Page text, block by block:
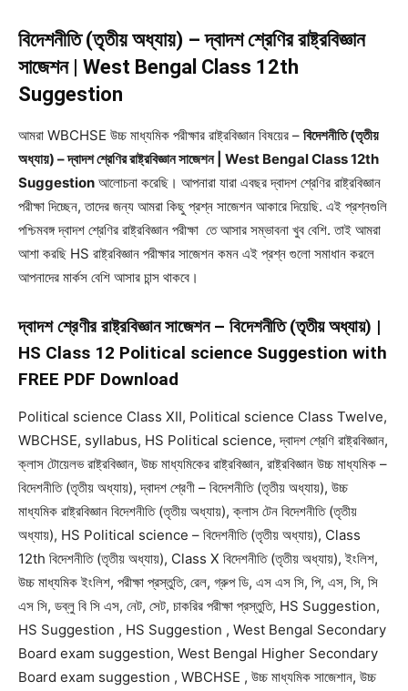
বিদেশনীতি (তৃতীয় অধ্যায়) – দ্বাদশ শ্রেণির রাষ্ট্রবিজ্ঞান
সাজেশন | West Bengal Class 12th
Suggestion
আমরা WBCHSE উচ্চ মাধ্যমিক পরীক্ষার রাষ্ট্রবিজ্ঞান বিষয়ের – বিদেশনীতি (তৃতীয়
অধ্যায়) – দ্বাদশ শ্রেণির রাষ্ট্রবিজ্ঞান সাজেশন | West Bengal Class 12th
Suggestion আলোচনা করেছি। আপনারা যারা এবছর দ্বাদশ শ্রেণির রাষ্ট্রবিজ্ঞান
পরীক্ষা দিচ্ছেন, তাদের জন্য আমরা কিছু প্রশ্ন সাজেশন আকারে দিয়েছি. এই প্রশ্নগুলি
পশ্চিমবঙ্গ দ্বাদশ শ্রেণির রাষ্ট্রবিজ্ঞান পরীক্ষা তে আসার সম্ভাবনা খুব বেশি. তাই আমরা
আশা করছি HS রাষ্ট্রবিজ্ঞান পরীক্ষার সাজেশন কমন এই প্রশ্ন গুলো সমাধান করলে
আপনাদের মার্কস বেশি আসার চান্স থাকবে।
দ্বাদশ শ্রেণীর রাষ্ট্রবিজ্ঞান সাজেশন – বিদেশনীতি (তৃতীয় অধ্যায়) |
HS Class 12 Political science Suggestion with
FREE PDF Download
Political science Class XII, Political science Class Twelve,
WBCHSE, syllabus, HS Political science, দ্বাদশ শ্রেণি রাষ্ট্রবিজ্ঞান,
ক্লাস টোয়েলভ রাষ্ট্রবিজ্ঞান, উচ্চ মাধ্যমিকের রাষ্ট্রবিজ্ঞান, রাষ্ট্রবিজ্ঞান উচ্চ মাধ্যমিক –
বিদেশনীতি (তৃতীয় অধ্যায়), দ্বাদশ শ্রেণী – বিদেশনীতি (তৃতীয় অধ্যায়), উচ্চ
মাধ্যমিক রাষ্ট্রবিজ্ঞান বিদেশনীতি (তৃতীয় অধ্যায়), ক্লাস টেন বিদেশনীতি (তৃতীয়
অধ্যায়), HS Political science – বিদেশনীতি (তৃতীয় অধ্যায়), Class
12th বিদেশনীতি (তৃতীয় অধ্যায়), Class X বিদেশনীতি (তৃতীয় অধ্যায়), ইংলিশ,
উচ্চ মাধ্যমিক ইংলিশ, পরীক্ষা প্রস্তুতি, রেল, গ্রুপ ডি, এস এস সি, পি, এস, সি, সি
এস সি, ডব্লু বি সি এস, নেট, সেট, চাকরির পরীক্ষা প্রস্তুতি, HS Suggestion,
HS Suggestion , HS Suggestion , West Bengal Secondary
Board exam suggestion, West Bengal Higher Secondary
Board exam suggestion , WBCHSE , উচ্চ মাধ্যমিক সাজেশান, উচ্চ